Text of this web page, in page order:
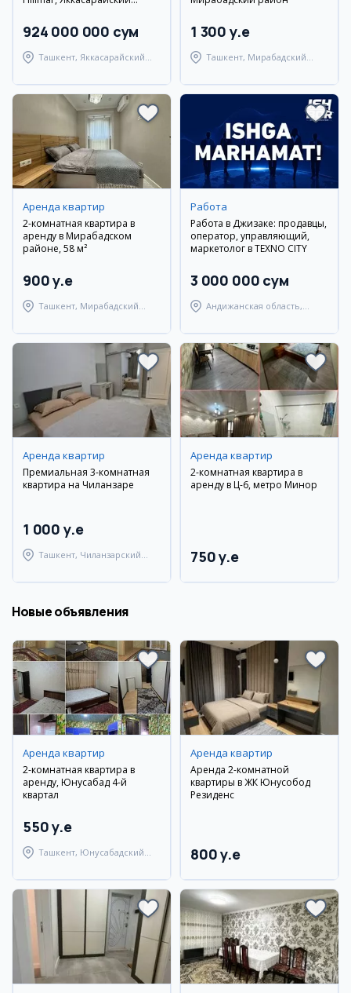
924 000 000 сум
Ташкент, Яккасарайский
1 300 y.e
Ташкент, Мирабадский
Аренда квартир
2-комнатная квартира в
аренду в Мирабадском
районе, 58 м²
900 y.e
Ташкент, Мирабадский
Работа
Работа в Джизаке: продавцы,
оператор, управляющий,
маркетолог в TEXNO CITY
3 000 000 сум
Андижанская область,
Аренда квартир
Премиальная 3-комнатная
квартира на Чиланзаре
1 000 y.e
Ташкент, Чиланзарский
Аренда квартир
2-комнатная квартира в
аренду в Ц-6, метро Минор
750 y.e
Новые объявления
Аренда квартир
2-комнатная квартира в
аренду, Юнусабад 4-й
квартал
550 y.e
Ташкент, Юнусабадский
Аренда квартир
Аренда 2-комнатной
квартиры в ЖК Юнусобод
Резиденс
800 y.e